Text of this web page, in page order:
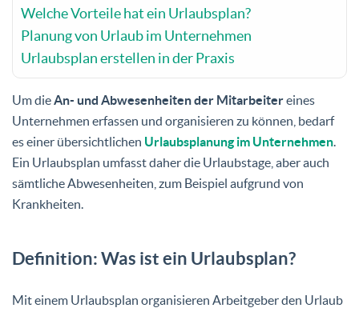
Welche Vorteile hat ein Urlaubsplan?
Planung von Urlaub im Unternehmen
Urlaubsplan erstellen in der Praxis
Um dieAn- und Abwesenheiten der Mitarbeitereines
Unternehmen erfassen und organisieren zu können, bedarf
es einer übersichtlichen Urlaubsplanung im Unternehmen.
Ein Urlaubsplan umfasst daher die Urlaubstage, aber auch
sämtliche Abwesenheiten, zum Beispiel aufgrund von
Krankheiten.
Definition: Was ist ein Urlaubsplan?
Mit einem Urlaubsplan organisieren Arbeitgeber den Urlaub